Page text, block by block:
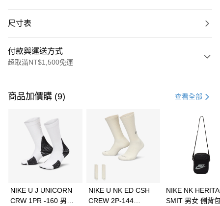
尺寸表
付款與運送方式
超取滿NT$1,500免運
信用卡一次付款
3 期 0 利率 每期 21家銀行
合作金庫商業銀行
第一商業銀行
華南商業銀行
彰化商業銀行
上海商業儲蓄銀行
Apple Pay
全盈+PAY
商品加價購 (9) 查看全部
NIKE U J UNICORN
CRW 1PR -160 男女
NIKE U NK ED CSH
CREW 2P-144
NIKE NK
SMIT 男女 側背